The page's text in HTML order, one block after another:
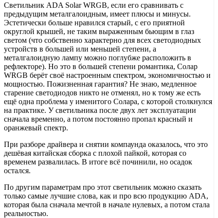
Светильник ADA Solar WRGB, если его сравнивать с
предыдущим металгалоидным, имеет плюсы и минусы.
Эстетически больше нравился старый, с его приятной
округлой крышей, не таким выраженным бьющим в глаз
светом (что собственно характерно для всех светодиодных
устройств в большей или меньшей степени, а
металгалоидную лампу можно поглубже расположить в
рефлекторе). Но это в большей степени романтика, Солар
WRGB берёт своё настроенным спектром, экономичностью и
мощностью. Пожизненная гарантия? Не знаю, медленное
старение светодиодов никто не отменял, но к тому же есть
ещё одна проблема у именитого Солара, с которой столкнулся
на практике. У светильника после двух лет эксплуатации
сначала временно, а потом постоянно пропал красный и
оранжевый спектр.
При разборе драйвера и снятии компаунда оказалось, что это
дешёвая китайская сборка с плохой пайкой, которая со
временем развалилась. В итоге всё починили, но осадок
остался.
По другим параметрам про этот светильник можно сказать
только самые лучшие слова, как и про всю продукцию ADA,
которая была сначала мечтой в начале нулевых, а потом стала
реальностью.